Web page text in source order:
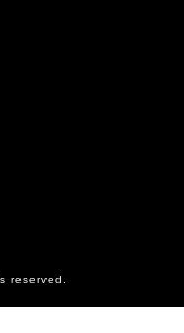
reserved.